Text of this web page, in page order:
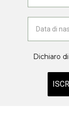
Dichiaro